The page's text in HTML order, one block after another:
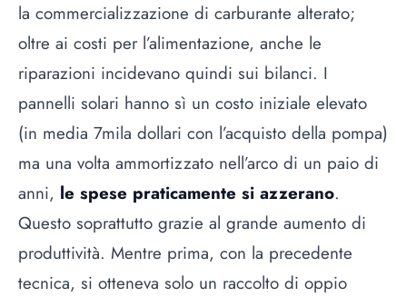
la commercializzazione di carburante alterato;
oltre ai costi per l’alimentazione, anche le
riparazioni incidevano quindi sui bilanci. I
pannelli solari hanno sì un costo iniziale elevato
(in media 7mila dollari con l’acquisto della pompa)
ma una volta ammortizzato nell’arco di un paio di
anni, le spese praticamente si azzerano.
Questo soprattutto grazie al grande aumento di
produttività. Mentre prima, con la precedente
tecnica, si otteneva solo un raccolto di oppio